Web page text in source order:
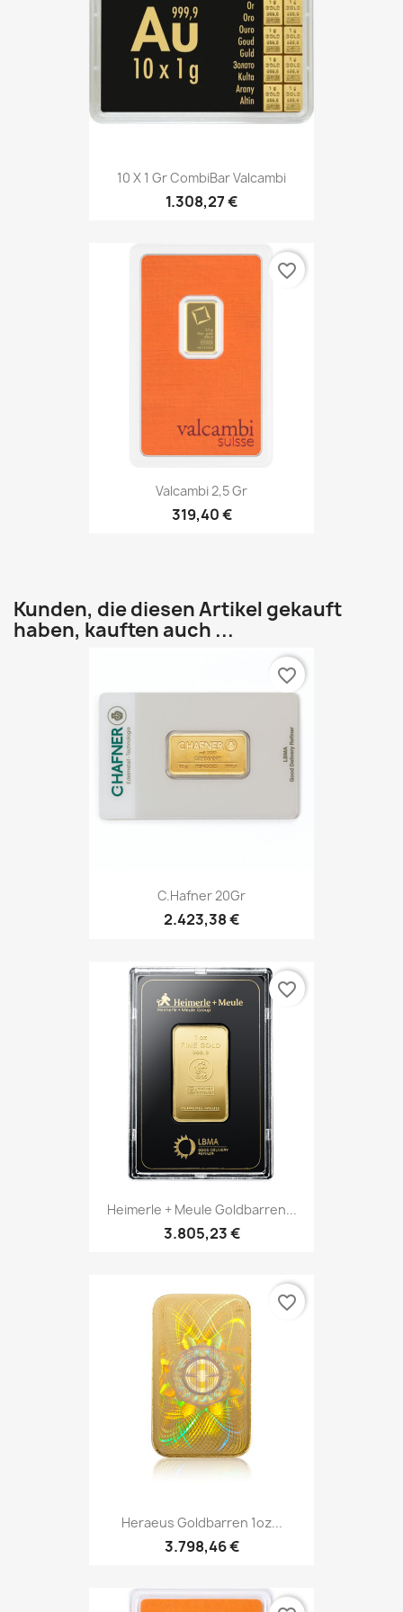
10 X 1 Gr CombiBar Valcambi
1.308,27 €
Valcambi 2,5 Gr
319,40 €
favorite_border
Kunden, die diesen Artikel gekauft
haben, kauften auch ...
C.Hafner 20Gr
2.423,38 €
favorite_border
Heimerle + Meule Goldbarren...
3.805,23 €
favorite_border
Heraeus Goldbarren 1oz...
3.798,46 €
favorite_border